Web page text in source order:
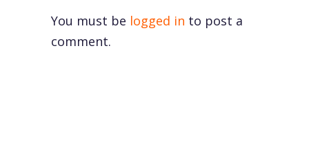
You must be logged in to post a
comment.